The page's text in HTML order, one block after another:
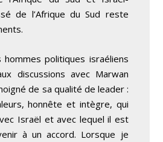
de l’Afrique du Sud reste
politiques israéliens
discussions avec Marwan
de sa qualité de leader :
honnête et intègre, qui
Israël et avec lequel il est
à un accord. Lorsque je